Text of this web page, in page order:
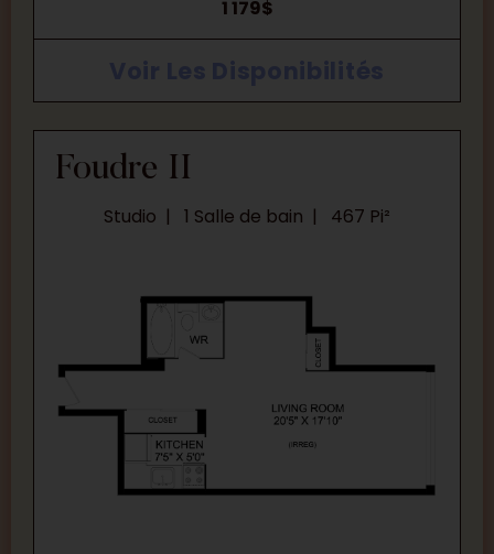
1 179$
Foudre II
Studio 1 Salle de bain 467 Pi²